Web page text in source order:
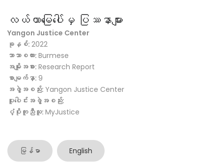
လယ်ယာမြေပေါ်မှ ပြဿနာများ
Yangon Justice Center
ခုနှစ်: 2022
ဘာသာစကား: Burmese
အမျိုးအစား: Research Report
စာမျက်နှာ: 9
အဖွဲ့အစည်း: Yangon Justice Center
ပူးပေါင်းအဖွဲ့အစည်း:
ပံ့ပိုးကူညီသူ: MyJustice
မြန်မာ English